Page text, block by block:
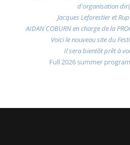
d'organisation
Jacques Leforestier et
AIDAN COBURN en charge de la
Voici le nouveau site du
Il sera bientôt prêt à
Full 2026 summer